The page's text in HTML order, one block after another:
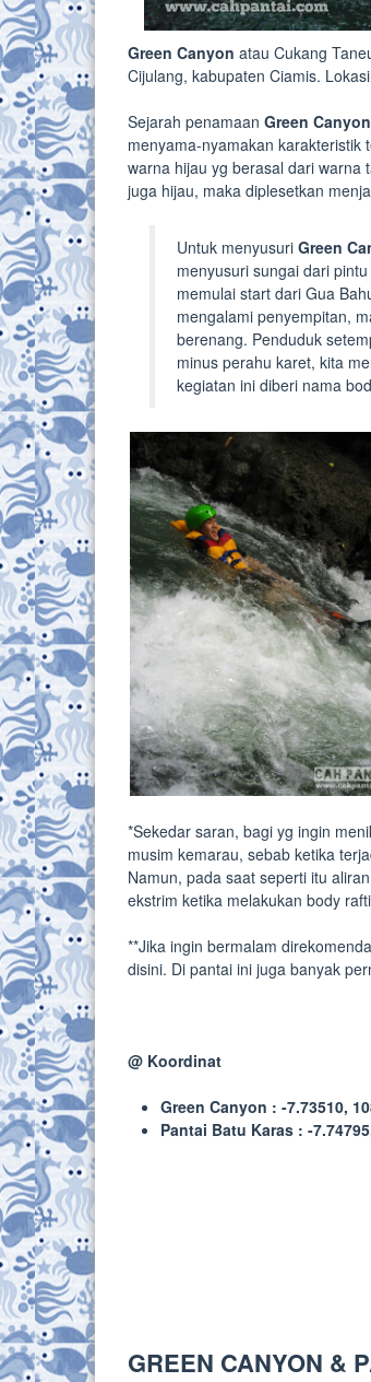
Green Canyon atau Cukang
Cijulang, kabupaten Ciamis.
Sejarah penamaan Green Canyon
menyama-nyamakan karakteristik
warna hijau yg berasal dari warna
juga hijau, maka diplesetkan
Untuk menyusuri Green
menyusuri sungai dari
memulai start dari Gua
mengalami penyempitan,
berenang. Penduduk
minus perahu karet, kita
kegiatan ini diberi nama
*Sekedar saran, bagi yg ingin
musim kemarau, sebab ketika
Namun, pada saat seperti itu
ekstrim ketika melakukan body
**Jika ingin bermalam
disini. Di pantai ini juga banyak
@ Koordinat
Green Canyon : -7.73510,
Pantai Batu Karas : -
GREEN CANYON &